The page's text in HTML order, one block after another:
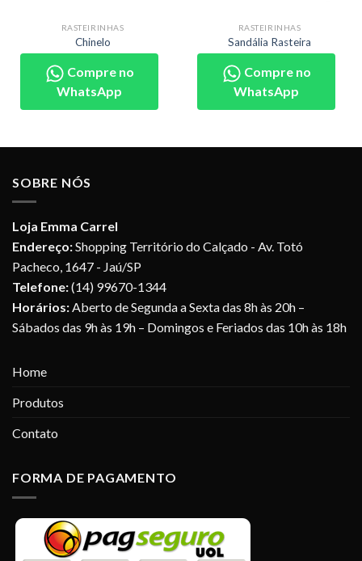
RASTEIRINHAS
Chinelo
Compre no
WhatsApp
RASTEIRINHAS
Sandália Rasteira
Compre no
WhatsApp
SOBRE NÓS
Loja Emma Carrel
Endereço:Shopping Território do Calçado - Av. Totó
Pacheco, 1647 - Jaú/SP
Telefone:(14) 99670-1344
Horários:Aberto de Segunda a Sexta das 8h às 20h –
Sábados das 9h às 19h – Domingos e Feriados das 10h às 18h
Home
Produtos
Contato
FORMA DE PAGAMENTO